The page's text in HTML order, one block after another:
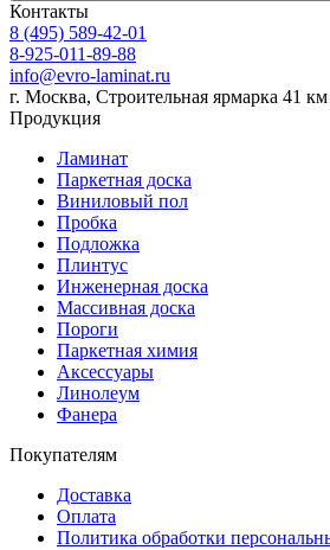
Контакты
8 (495) 589-42-01
8-925-011-89-88
info@evro-laminat.ru
г. Москва, Строительная ярмарка 41
Продукция
Ламинат
Паркетная доска
Виниловый пол
Пробка
Подложка
Плинтус
Инженерная доска
Массивная доска
Пороги
Паркетная химия
Аксессуары
Линолеум
Фанера
Покупателям
Доставка
Оплата
Политика обработки